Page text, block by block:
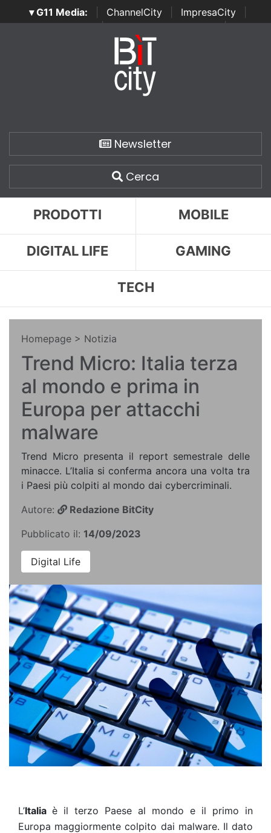
▾ G11 Media: ChannelCity ImpresaCity
SecurityOpenLab | Italian Channel Awards | Italian
Italian Security Awards
Newsletter
Cerca
PRODOTTI MOBILE
DIGITAL LIFE GAMING
TECH
Homepage > Notizia
Trend Micro: Italia terza
al mondo e prima in
Europa per attacchi
malware
Trend Micro presenta il report semestrale delle
minacce. L’Italia si conferma ancora una volta tra
i Paesi più colpiti al mondo dai cybercriminali.
Autore:
Redazione BitCity
Pubblicato il: 14/09/2023
Digital Life
L’Italia è il terzo Paese al mondo e il primo in
Europa maggiormente colpito dai malware. Il dato